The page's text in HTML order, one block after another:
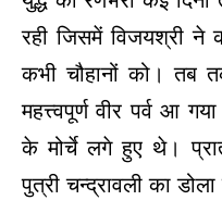
रही जिसमें विजयश्री ने
कभी चौहानों को। तब
महत्त्वपूर्ण वीर पर्व आ
के मोर्चे लगे हुए थे।
पुत्री चन्द्रावली का